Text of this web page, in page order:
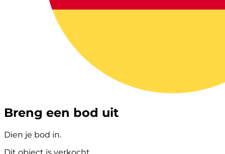
Breng een bod uit
Dien je bod in.